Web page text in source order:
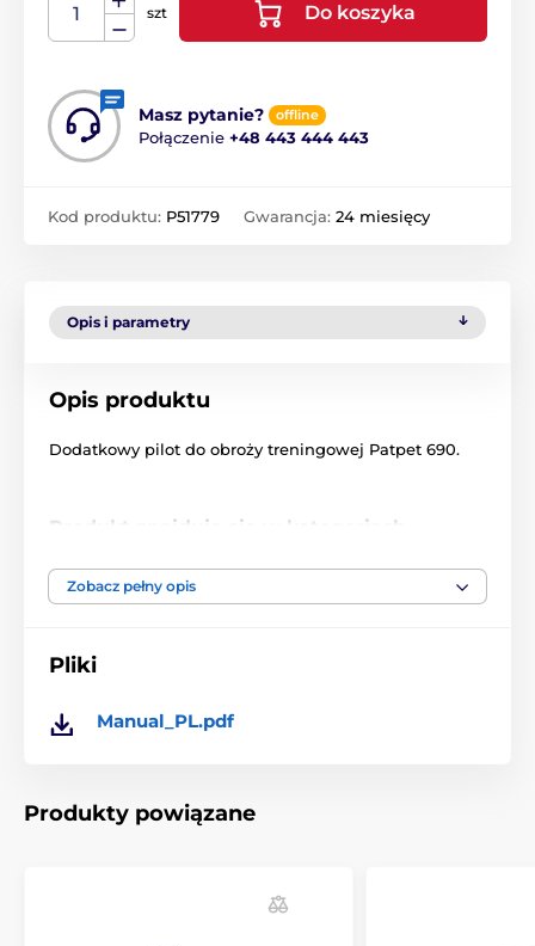
szt Do koszyka
Masz pytanie? offline
Połączenie +48 443 444 443
Kod produktu: P51779 Gwarancja: 24 miesięcy
Opis i parametry
Opis produktu
Dodatkowy pilot do obroży treningowej Patpet 690.
Produkt znajduje się w kategoriach
Akcesoria do obroży treningowych
% Akcesoria
Zobacz pełny opis
Pliki
Manual_PL.pdf
Produkty powiązane